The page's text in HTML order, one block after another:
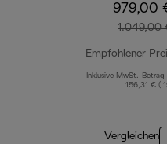
979,00
1.049,00
Empfohlener
Inklusive MwSt.-Betrag
156,31 € (
Vergleichen